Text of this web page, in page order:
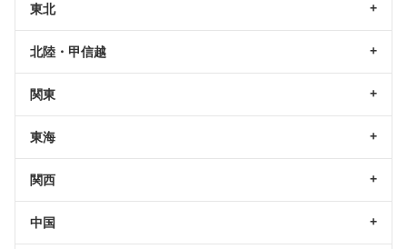
東北
北陸・甲信越
関東
東海
関西
中国